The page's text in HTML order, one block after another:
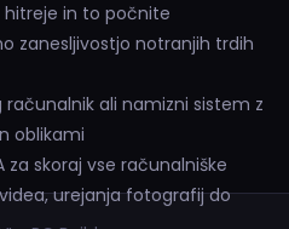
in to počnite
zanesljivostjo notranjih trdih
ali namizni sistem z
oblikami
za skoraj vse računalniške
urejanja fotografij do